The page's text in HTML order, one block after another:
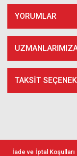
YORUMLAR
TAKSIT
İade ve İptal Koşulları